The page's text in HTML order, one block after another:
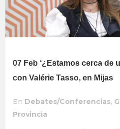
07 Feb ‘¿Estamos cerca de
con Valérie Tasso, en Mijas
En Debates/Conferencias,
Provincia